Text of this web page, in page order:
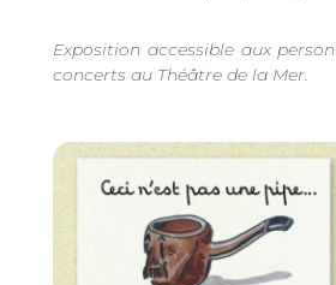
Exposition accessible aux
concerts au Théâtre de la Mer.